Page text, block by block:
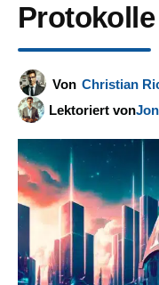
Von Christian
Lektoriert von